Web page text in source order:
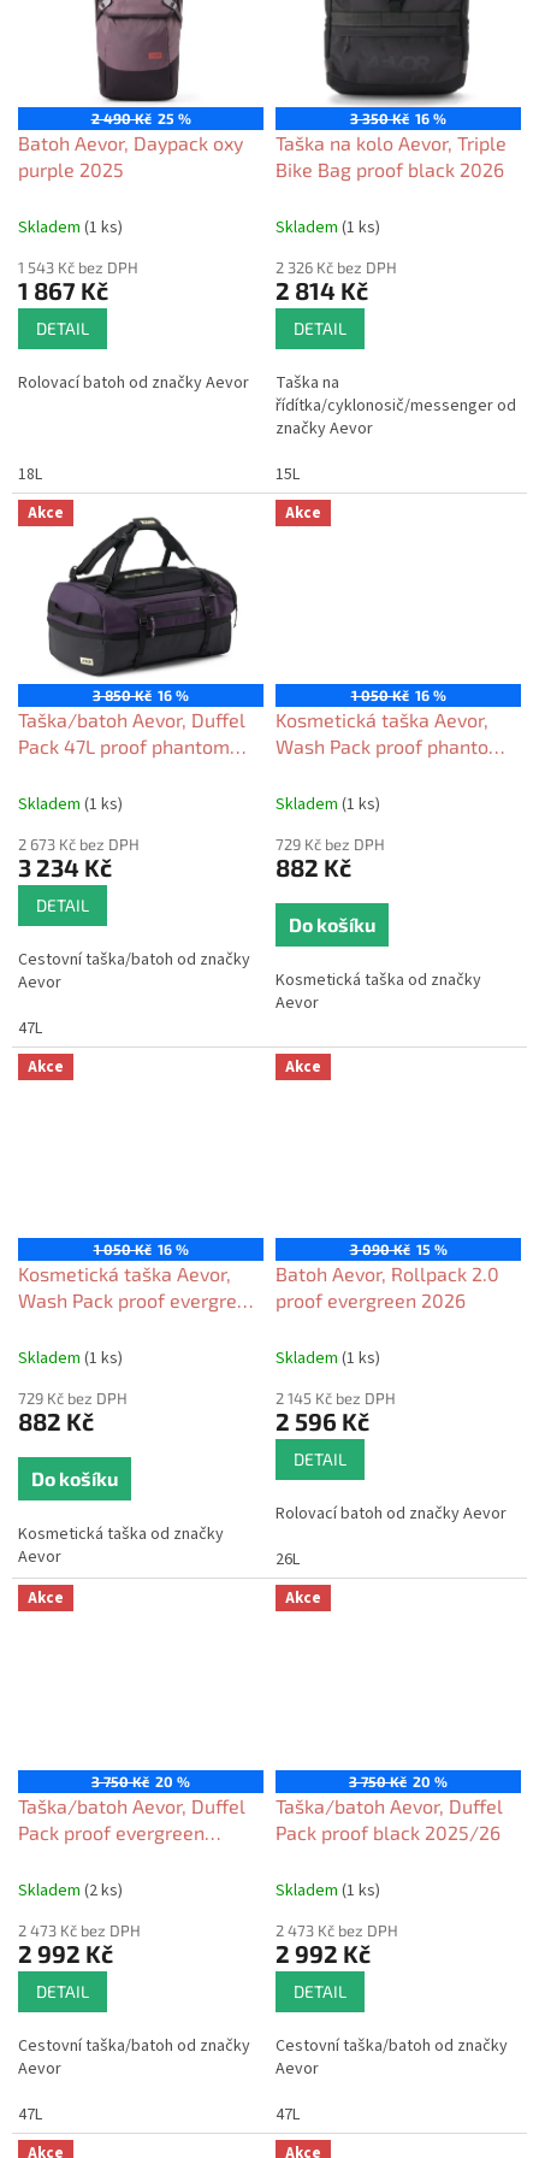
u
k
t
ů
o
d
u
t
2 490 Kč 25 %
Batoh Aevor, Daypack oxy
purple 2025
Skladem (1 ks)
1 543 Kč bez DPH
1 867 Kč
DETAIL
Rolovací batoh od značky Aevor
18L
3 350 Kč 16 %
Taška na kolo Aevor, Triple
Bike Bag proof black 2026
Skladem (1 ks)
2 326 Kč bez DPH
2 814 Kč
DETAIL
Taška na
řídítka/cyklonosič/messenger od
značky Aevor
15L
Akce
3 850 Kč 16 %
Taška/batoh Aevor, Duffel
Pack 47L proof phantom
Skladem (1 ks)
2 673 Kč bez DPH
3 234 Kč
DETAIL
Cestovní taška/batoh od značky
Aevor
47L
Akce
1 050 Kč 16 %
Kosmetická taška Aevor,
Wash Pack proof phantom
Skladem (1 ks)
729 Kč bez DPH
882 Kč
Do košíku
Kosmetická taška od značky
Aevor
Akce
1 050 Kč 16 %
Kosmetická taška Aevor,
Wash Pack proof evergreen
Skladem (1 ks)
729 Kč bez DPH
882 Kč
Do košíku
Kosmetická taška od značky
Aevor
Akce
3 090 Kč 15 %
Batoh Aevor, Rollpack 2.0
proof evergreen 2026
Skladem (1 ks)
2 145 Kč bez DPH
2 596 Kč
DETAIL
Rolovací batoh od značky Aevor
26L
Akce
3 750 Kč 20 %
Taška/batoh Aevor, Duffel
Pack proof evergreen
Skladem (2 ks)
2 473 Kč bez DPH
2 992 Kč
DETAIL
Cestovní taška/batoh od značky
Aevor
47L
Akce
3 750 Kč 20 %
Taška/batoh Aevor, Duffel
Pack proof black 2025/26
Skladem (1 ks)
2 473 Kč bez DPH
2 992 Kč
DETAIL
Cestovní taška/batoh od značky
Aevor
47L
Akce Akce